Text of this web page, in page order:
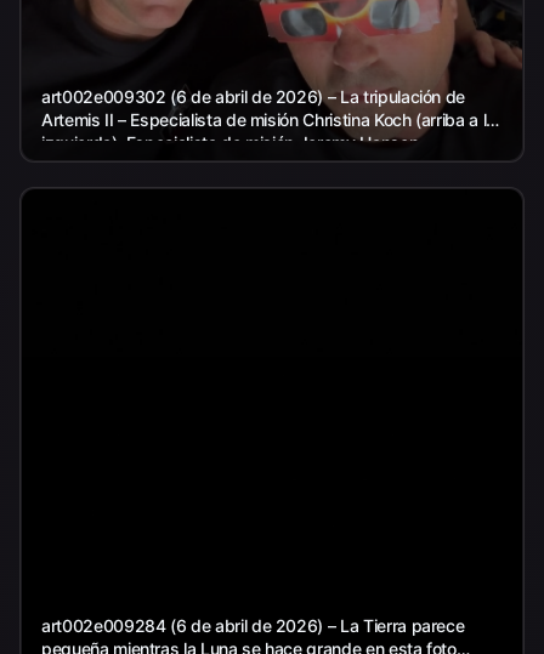
art002e009302 (6 de abril de 2026) – La tripulación de
Artemis II – Especialista de misión Christina Koch (arriba a la
izquierda), Especialista de misión Jeremy Hansen...
art002e009284 (6 de abril de 2026) – La Tierra parece
pequeña mientras la Luna se hace grande en esta foto